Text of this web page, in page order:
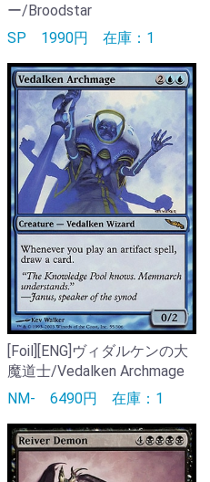
ー/Broodstar
SP 1990円 在庫：1
[Foil][ENG]ヴィダルケンの大
魔道士/Vedalken Archmage
NM- 6490円 在庫：1